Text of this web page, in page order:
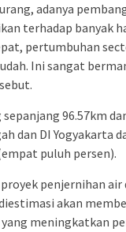
adanya
terhadap banyak
pertumbuhan
Ini sangat
96.57km
dan DI Yogyakarta
puluh persen).
penjernihan air
akan
yang meningkatkan